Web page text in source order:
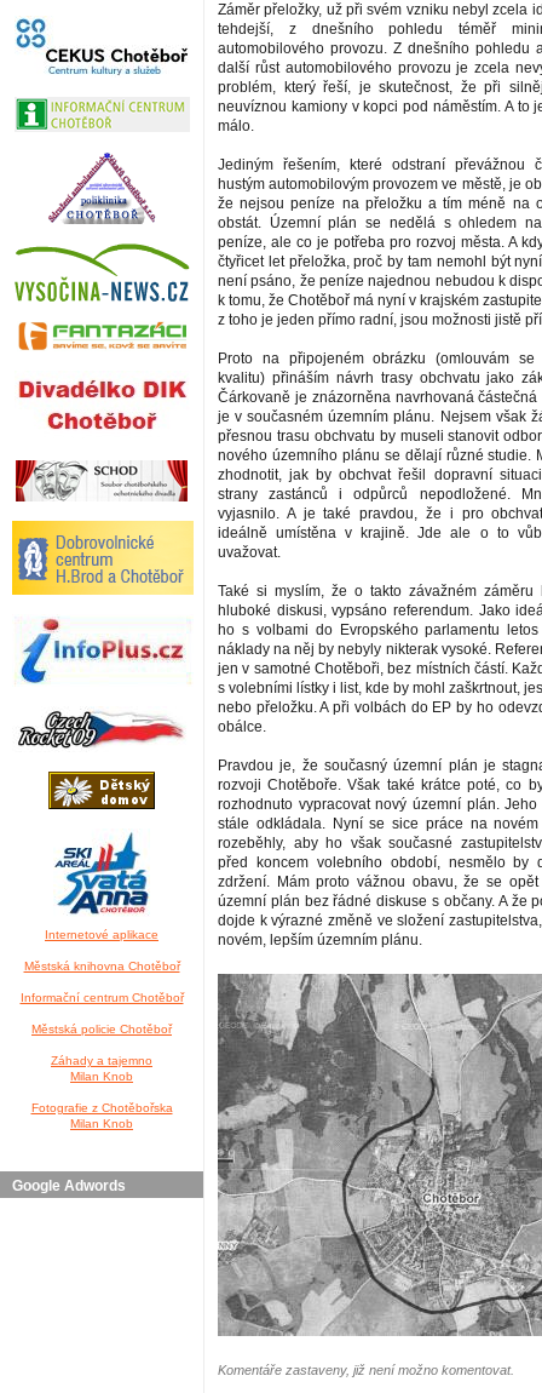
Internetové aplikace
Městská knihovna Chotěboř
Informační centrum Chotěboř
Městská policie Chotěboř
Záhady a tajemno
Milan Knob
Fotografie z Chotěbořska
Milan Knob
Google Adwords
Záměr přeložky, už při svém vzniku nebyl zcela
tehdejší, z dnešního pohledu téměř
automobilového provozu. Z dnešního pohledu
další růst automobilového provozu je zcela
problém, který řeší, je skutečnost, že při
neuvíznou kamiony v kopci pod náměstím. A to
málo.
Jediným řešením, které odstraní převážnou
hustým automobilovým provozem ve městě, je
že nejsou peníze na přeložku a tím méně na
obstát. Územní plán se nedělá s ohledem
peníze, ale co je potřeba pro rozvoj města. A
čtyřicet let přeložka, proč by tam nemohl být
není psáno, že peníze najednou nebudou k
k tomu, že Chotěboř má nyní v krajském
z toho je jeden přímo radní, jsou možnosti jistě
Proto na připojeném obrázku (omlouvám
kvalitu) přináším návrh trasy obchvatu jako
Čárkovaně je znázorněna navrhovaná
je v současném územním plánu. Nejsem však
přesnou trasu obchvatu by museli stanovit
nového územního plánu se dělají různé studie.
zhodnotit, jak by obchvat řešil dopravní
strany zastánců i odpůrců nepodložené.
vyjasnilo. A je také pravdou, že i pro
ideálně umístěna v krajině. Jde ale o to
uvažovat.
Také si myslím, že o takto závažném
hluboké diskusi, vypsáno referendum. Jako
ho s volbami do Evropského parlamentu
náklady na něj by nebyly nikterak vysoké.
jen v samotné Chotěboři, bez místních částí.
s volebními lístky i list, kde by mohl zaškrtnout,
nebo přeložku. A při volbách do EP by ho
obálce.
Pravdou je, že současný územní plán je
rozvoji Chotěboře. Však také krátce poté, co
rozhodnuto vypracovat nový územní plán.
stále odkládala. Nyní se sice práce na
rozeběhly, aby ho však současné
před koncem volebního období, nesmělo by
zdržení. Mám proto vážnou obavu, že se
územní plán bez řádné diskuse s občany. A že
dojde k výrazné změně ve složení
novém, lepším územním plánu.
Komentáře zastaveny, již není možno komentovat.